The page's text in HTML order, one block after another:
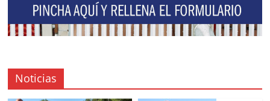
Noticias